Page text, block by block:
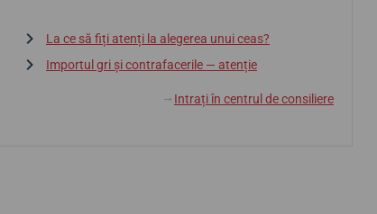
La ce să fiți atenți la alegerea unui ceas?
Importul gri și contrafacerile — atenție
↓ Intrați în centrul de consiliere